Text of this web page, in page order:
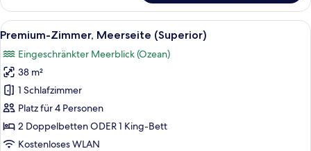
Zimmer,
Meerseite
(Superior)
Alle
Fotos
für
Premium-
Zimmer,
Meerseite
(Superior)
anzeigen
Ein Hotelzimmer mit einem großen
15
Premium-Zimmer, Meerseite (Superior)
Eingeschränkter Meerblick (Ozean)
38 m²
1 Schlafzimmer
Platz für 4 Personen
2 Doppelbetten ODER 1 King-Bett
Kostenloses WLAN